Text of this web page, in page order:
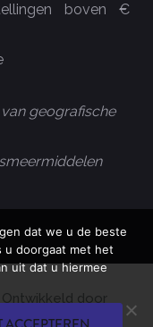
boven €
geografische
Ontwikkeld door
dat we u de beste
u doorgaat met het
uit dat u hiermee